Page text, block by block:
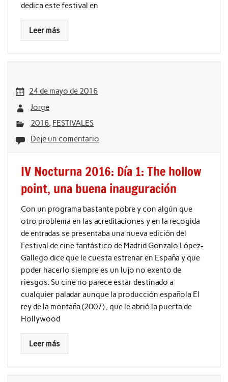
dedica este festival en
Leer más
24 de mayo de 2016
Jorge
2016, FESTIVALES
Deje un comentario
IV Nocturna 2016: Día 1: The hollow
point, una buena inauguración
Con un programa bastante pobre y con algún que
otro problema en las acreditaciones y en la recogida
de entradas se presentaba una nueva edición del
Festival de cine fantástico de Madrid Gonzalo López-
Gallego dice que le cuesta estrenar en España y que
poder hacerlo siempre es un lujo no exento de
riesgos. Su cine no parece estar destinado a
cualquier paladar aunque la producción española El
rey de la montaña (2007) , que le abrió la puerta de
Hollywood
Leer más